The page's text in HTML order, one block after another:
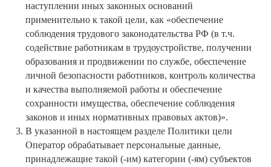
наступлении иных законных оснований
применительно к такой цели, как «обеспечение
соблюдения трудового законодательства РФ (в т.ч.
содействие работникам в трудоустройстве, получении
образования и продвижении по службе, обеспечение
личной безопасности работников, контроль количества
и качества выполняемой работы и обеспечение
сохранности имущества, обеспечение соблюдения
законов и иных нормативных правовых актов)».
В указанной в настоящем разделе Политики цели
Оператор обрабатывает персональные данные,
принадлежащие такой (-им) категории (-ям) субъектов